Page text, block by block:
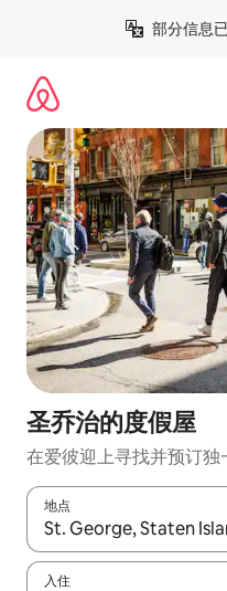
部分信息
圣乔治的度假屋
在爱彼迎上寻找并预订独
地点
如有搜索结果，请使用上
入住